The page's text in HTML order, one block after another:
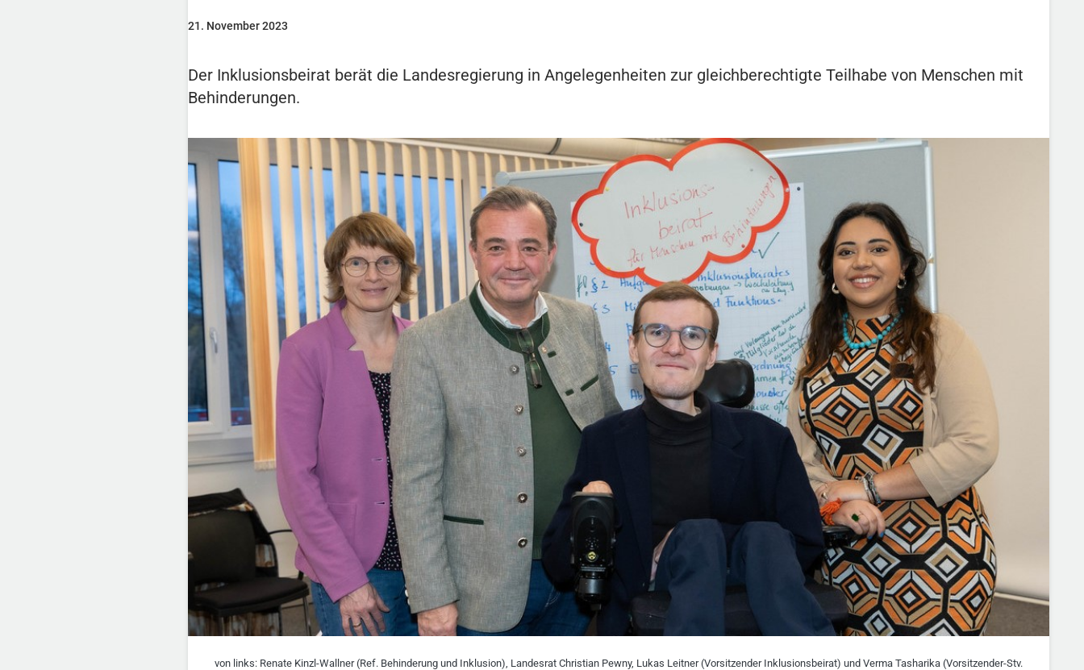
21. November 2023
Der Inklusionsbeirat berät die Landesregierung in Angelegenheiten zur gleichberechtigte Teilhabe von Menschen mit
Behinderungen.
von links: Renate Kinzl-Wallner (Ref. Behinderung und Inklusion), Landesrat Christian Pewny, Lukas Leitner (Vorsitzender Inklusionsbeirat) und Verma Tasharika (Vorsitzender-Stv.